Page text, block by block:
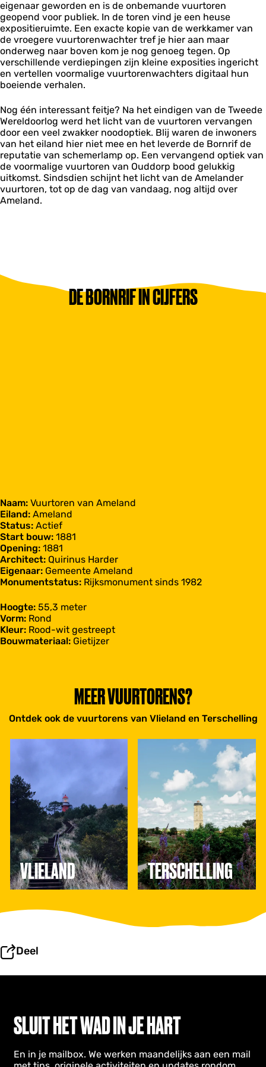
eigenaar geworden en is de onbemande vuurtoren
geopend voor publiek. In de toren vind je een heuse
expositieruimte. Een exacte kopie van de werkkamer van
de vroegere vuurtorenwachter tref je hier aan maar
onderweg naar boven kom je nog genoeg tegen. Op
verschillende verdiepingen zijn kleine exposities ingericht
en vertellen voormalige vuurtorenwachters digitaal hun
boeiende verhalen.
Nog één interessant feitje? Na het eindigen van de Tweede
Wereldoorlog werd het licht van de vuurtoren vervangen
door een veel zwakker noodoptiek. Blij waren de inwoners
van het eiland hier niet mee en het leverde de Bornrif de
reputatie van schemerlamp op. Een vervangend optiek van
de voormalige vuurtoren van Ouddorp bood gelukkig
uitkomst. Sindsdien schijnt het licht van de Amelander
vuurtoren, tot op de dag van vandaag, nog altijd over
Ameland.
DE BORNRIF IN CIJFERS
Naam: Vuurtoren van Ameland
Eiland: Ameland
Status: Actief
Start bouw: 1881
Opening: 1881
Architect: Quirinus Harder
Eigenaar: Gemeente Ameland
Monumentstatus: Rijksmonument sinds 1982
Hoogte: 55,3 meter
Vorm: Rond
Kleur: Rood-wit gestreept
Bouwmateriaal: Gietijzer
MEER VUURTORENS?
Ontdek ook de vuurtorens van Vlieland en Terschelling
VLIELAND
e
l
a
n
TERSCHELLING
h
e
l
i
n
g
Deel
SLUIT HET WAD IN JE HART
En in je mailbox. We werken maandelijks aan een mail